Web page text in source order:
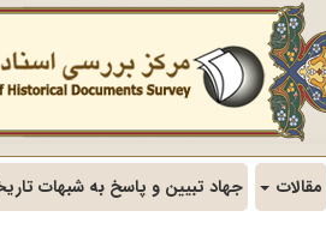
مقالات جهاد تبیین و پاسخ به شبهات